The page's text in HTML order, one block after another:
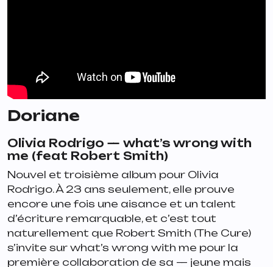
Doriane
Olivia Rodrigo — what’s wrong with
me (feat Robert Smith)
Nouvel et troisième album pour Olivia
Rodrigo. À 23 ans seulement, elle prouve
encore une fois une aisance et un talent
d’écriture remarquable, et c’est tout
naturellement que Robert Smith (The Cure)
s’invite sur what’s wrong with me pour la
première collaboration de sa — jeune mais